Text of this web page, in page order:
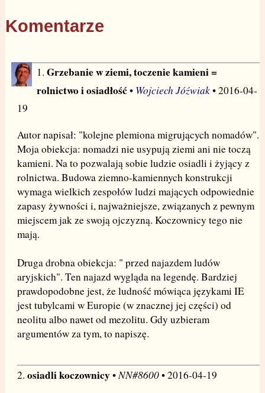
Komentarze
1. Grzebanie w ziemi, toczenie kamieni =
rolnictwo i osiadłość• Wojciech Jóźwiak• 2016-04-
19
Autor napisał: "kolejne plemiona migrujących nomadów".
Moja obiekcja: nomadzi nie usypują ziemi ani nie toczą
kamieni. Na to pozwalają sobie ludzie osiadli i żyjący z
rolnictwa. Budowa ziemno-kamiennych konstrukcji
wymaga wielkich zespołów ludzi mających odpowiednie
zapasy żywności i, najważniejsze, związanych z pewnym
miejscem jak ze swoją ojczyzną. Koczownicy tego nie
mają.
Druga drobna obiekcja: " przed najazdem ludów
aryjskich". Ten najazd wygląda na legendę. Bardziej
prawdopodobne jest, że ludność mówiąca językami IE
jest tubylcami w Europie (w znacznej jej części) od
neolitu albo nawet od mezolitu. Gdy uzbieram
argumentów za tym, to napiszę.
2. osiadli koczownicy•NN#8600• 2016-04-19